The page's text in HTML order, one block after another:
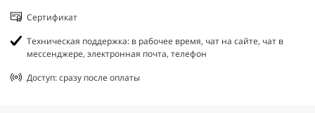
Сертификат
Техническая поддержка: в рабочее время, чат на сайте, чат в
мессенджере, электронная почта, телефон
Доступ: сразу после оплаты